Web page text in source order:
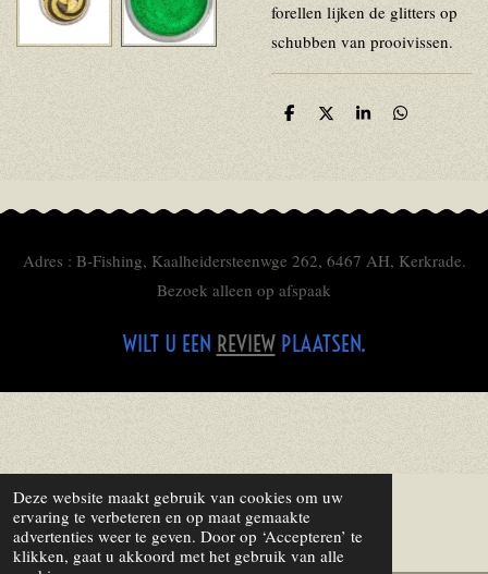
Deze website maakt gebruik van cookies om uw
ervaring te verbeteren en op maat gemaakte
advertenties weer te geven. Door op ‘Accepteren’ te
klikken, gaat u akkoord met het gebruik van alle
forellen lijken de glitters op
schubben van prooivissen.
D
D
S
D
Adres : B-Fishing, Kaalheidersteenwge 262, 6467 AH, Kerkrade.
Bezoek alleen op afspaak
WILT U EEN REVIEWPLAATSEN.